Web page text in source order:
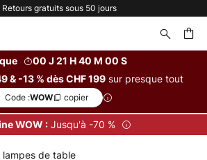
Options de paiement flexibles
00 J 21 H 39 M 59 S
& -13 % dès CHF 199 sur presque tout
Code :WOW copier
WOW :Jusqu'à -70 %
de table